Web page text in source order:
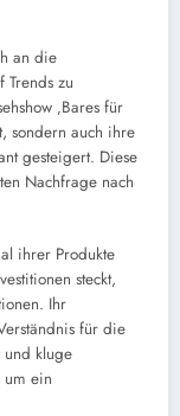
an die
Trends zu
‚Bares für
sondern auch ihre
gesteigert. Diese
Nachfrage nach
ihrer Produkte
steckt,
Ihr
für die
und kluge
um ein